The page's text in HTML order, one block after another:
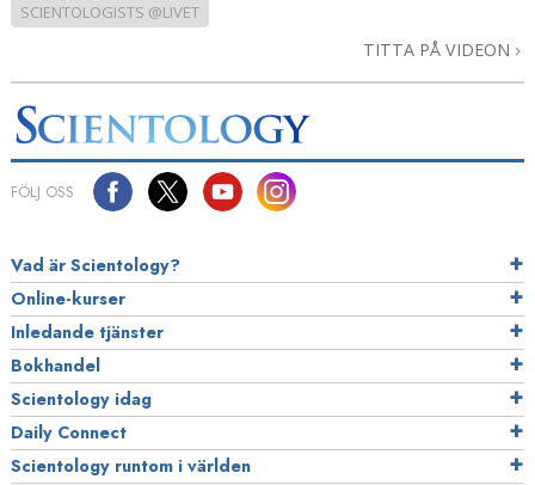
SCIENTOLOGISTS @LIVET
TITTA PÅ VIDEON
FÖLJ OSS
Vad är Scientology?
Online-kurser
Inledande tjänster
Bokhandel
Scientology idag
Daily Connect
Scientology runtom i världen